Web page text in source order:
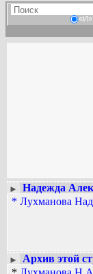
«И»
► Надежда
* Лухманова
►
Архив этой